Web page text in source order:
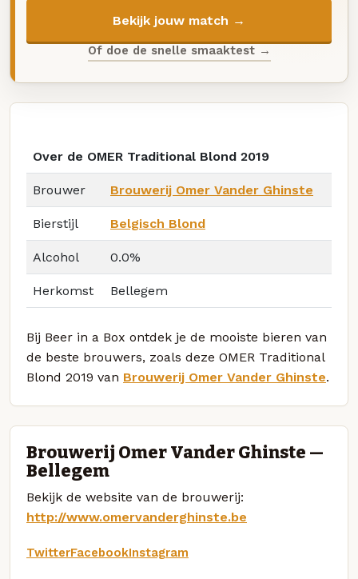
Bekijk jouw match →
Of doe de snelle smaaktest →
Over de OMER Traditional Blond 2019
Brouwer Brouwerij Omer Vander Ghinste
Bierstijl Belgisch Blond
Alcohol 0.0%
Herkomst Bellegem
Bij Beer in a Box ontdek je de mooiste bieren van
de beste brouwers, zoals deze OMER Traditional
Blond 2019 van Brouwerij Omer Vander Ghinste.
Brouwerij Omer Vander Ghinste —
Bellegem
Bekijk de website van de brouwerij:
http://www.omervanderghinste.be
TwitterFacebookInstagram